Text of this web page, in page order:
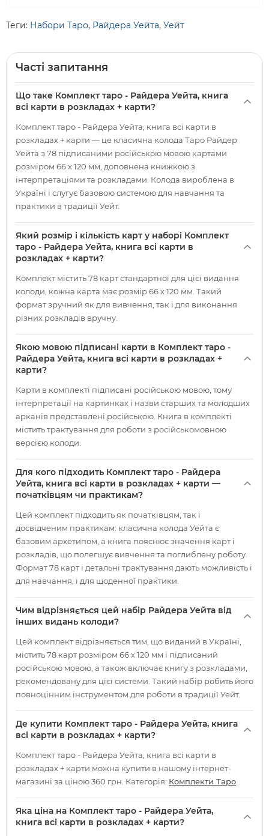
Теги: Набори Таро, Райдера Уейта, Уейт
Часті запитання
Що таке Комплект таро - Райдера Уейта, книга
всі карти в розкладах + карти?
Комплект таро - Райдера Уейта, книга всі карти в
розкладах + карти — це класична колода Таро Райдер
Уейта з 78 підписаними російською мовою картами
розміром 66 х 120 мм, доповнена книжкою з
інтерпретаціями та розкладами. Колода вироблена в
Україні і слугує базовою системою для навчання та
практики в традиції Уейт.
Який розмір і кількість карт у наборі Комплект
таро - Райдера Уейта, книга всі карти в
розкладах + карти?
Комплект містить 78 карт стандартної для цієї видання
колоди, кожна карта має розмір 66 х 120 мм. Такий
формат зручний як для вивчення, так і для виконання
різних розкладів вручну.
Якою мовою підписані карти в Комплект таро -
Райдера Уейта, книга всі карти в розкладах +
карти?
Карти в комплекті підписані російською мовою, тому
інтерпретації на картинках і назви старших та молодших
арканів представлені російською. Книга в комплекті
містить трактування для роботи з російськомовною
версією колоди.
Для кого підходить Комплект таро - Райдера
Уейта, книга всі карти в розкладах + карти —
початківцям чи практикам?
Цей комплект підходить як початківцям, так і
досвідченим практикам: класична колода Уейта є
базовим архетипом, а книга пояснює значення карт і
розкладів, що полегшує вивчення та поглиблену роботу.
Формат 78 карт і детальні трактування дають можливість і
для навчання, і для щоденної практики.
Чим відрізняється цей набір Райдера Уейта від
інших видань колоди?
Цей комплект відрізняється тим, що виданий в Україні,
містить 78 карт розміром 66 х 120 мм і підписаний
російською мовою, а також включає книгу з розкладами,
рекомендовану для цієї системи. Такий набір робить його
повноцінним інструментом для роботи в традиції Уейт.
Де купити Комплект таро - Райдера Уейта, книга
всі карти в розкладах + карти?
Комплект таро - Райдера Уейта, книга всі карти в
розкладах + карти можна купити в нашому інтернет-
магазині за ціною 360 грн. Категорія: Комплекти Таро
Яка ціна на Комплект таро - Райдера Уейта,
книга всі карти в розкладах + карти?